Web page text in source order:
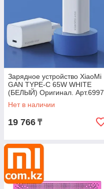
Зарядное устройство XiaoMi
GAN TYPE-C 65W WHITE
(БЕЛЫЙ) Оригинал. Арт.6997
Нет в наличии
19 766 ₸